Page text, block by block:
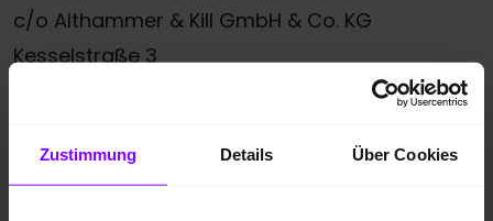
Zustimmung Details Über Cookies
c/o Althammer & Kill GmbH & Co. KG
Kesselstraße 3
E-Mail:kontakt-dsb@althammer-kill.de